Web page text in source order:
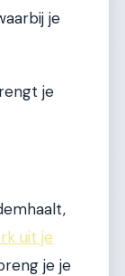
je
je
uit je
je je